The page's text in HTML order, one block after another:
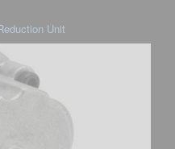
Unit